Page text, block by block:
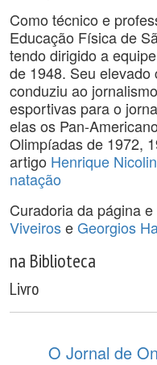
Como técnico e
Educação Física de
tendo dirigido a
de 1948. Seu
conduziu ao
esportivas para o
elas os Pan-
Olimpíadas de 1972,
artigo Henrique
natação
Curadoria da página
ViveiroseGeorgios
na Biblioteca
Livro
O Jornal de